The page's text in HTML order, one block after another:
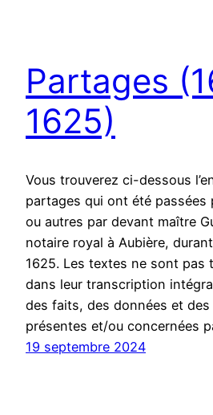
Partages
1625)
Vous trouverez ci-dessous
partages qui ont été passées
ou autres par devant maître
notaire royal à Aubière,
1625. Les textes ne sont pas
dans leur transcription
des faits, des données et
présentes et/ou concernées
19 septembre 2024